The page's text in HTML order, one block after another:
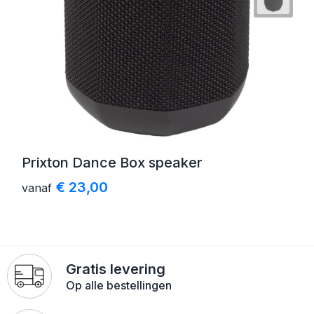
Prixton Dance Box speaker
vanaf € 23,00
Gratis levering
Op alle bestellingen